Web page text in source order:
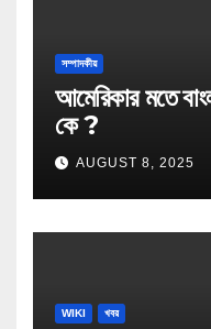
সম্পাদকীয়
আমেরিকার মতে বাংলাদেশের স্বাধিনতার ঘোষক
কে ?
AUGUST 8, 2025
WIKI খবর